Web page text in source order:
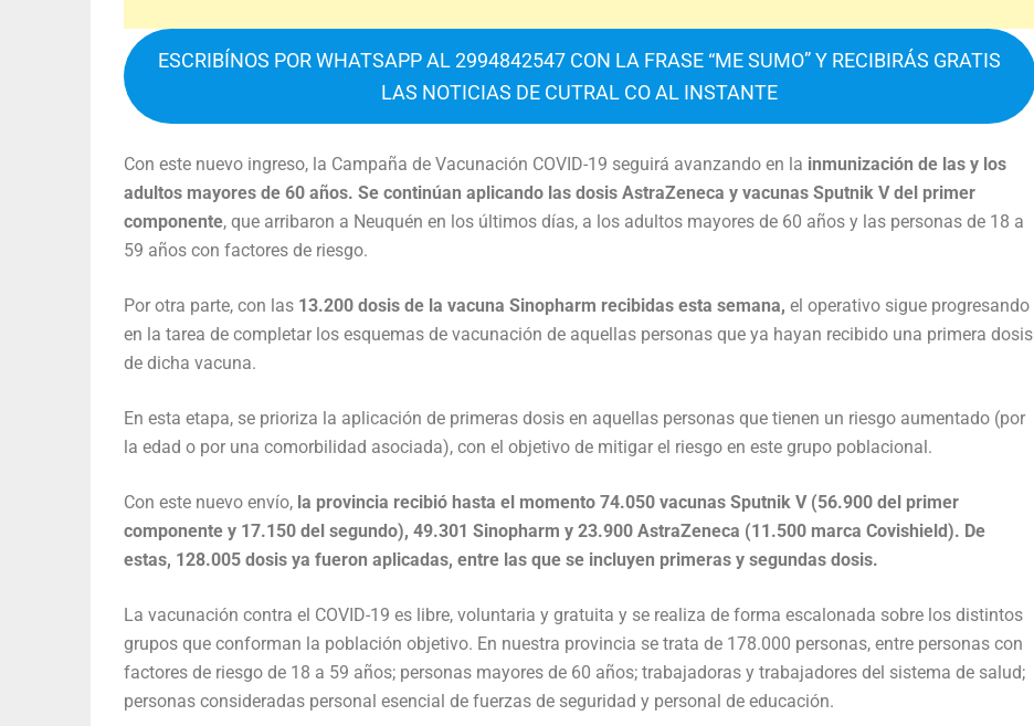
ESCRIBÍNOS POR WHATSAPP AL 2994842547 CON LA FRASE “ME SUMO” Y RECIBIRÁS GRATIS
LAS NOTICIAS DE CUTRAL CO AL INSTANTE
Con este nuevo ingreso, la Campaña de Vacunación COVID-19 seguirá avanzando en la inmunización de las y los
adultos mayores de 60 años. Se continúan aplicando las dosis AstraZeneca y vacunas Sputnik V del primer
componente, que arribaron a Neuquén en los últimos días, a los adultos mayores de 60 años y las personas de 18 a
59 años con factores de riesgo.
Por otra parte, con las 13.200 dosis de la vacuna Sinopharm recibidas esta semana, el operativo sigue progresando
en la tarea de completar los esquemas de vacunación de aquellas personas que ya hayan recibido una primera dosis
de dicha vacuna.
En esta etapa, se prioriza la aplicación de primeras dosis en aquellas personas que tienen un riesgo aumentado (por
la edad o por una comorbilidad asociada), con el objetivo de mitigar el riesgo en este grupo poblacional.
Con este nuevo envío, la provincia recibió hasta el momento 74.050 vacunas Sputnik V (56.900 del primer
componente y 17.150 del segundo), 49.301 Sinopharm y 23.900 AstraZeneca (11.500 marca Covishield). De
estas, 128.005 dosis ya fueron aplicadas, entre las que se incluyen primeras y segundas dosis.
La vacunación contra el COVID-19 es libre, voluntaria y gratuita y se realiza de forma escalonada sobre los distintos
grupos que conforman la población objetivo. En nuestra provincia se trata de 178.000 personas, entre personas con
factores de riesgo de 18 a 59 años; personas mayores de 60 años; trabajadoras y trabajadores del sistema de salud;
personas consideradas personal esencial de fuerzas de seguridad y personal de educación.